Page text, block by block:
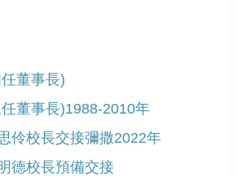
董事長)
董事長)1988-2010年
伶校長交接彌撒2022年
德校長預備交接